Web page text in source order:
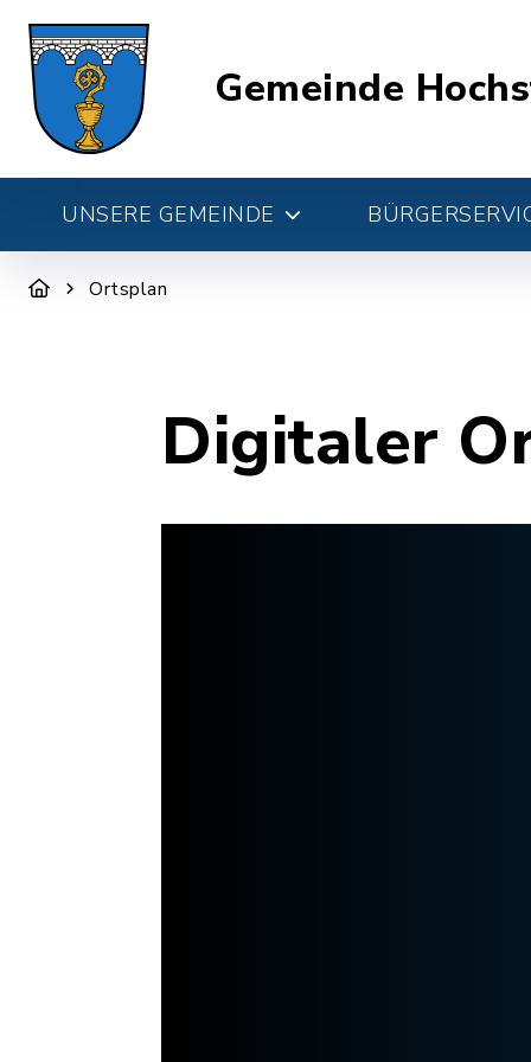
Gemeinde
UNSERE GEMEINDE
Ortsplan
Digitaler